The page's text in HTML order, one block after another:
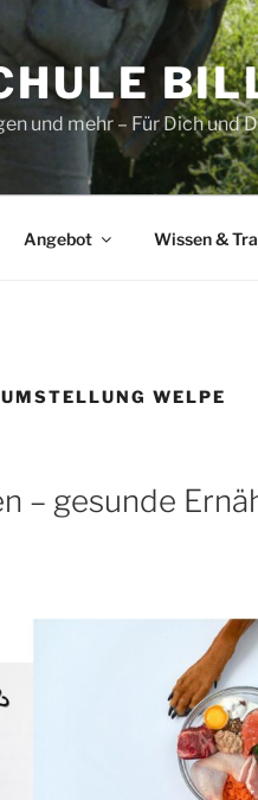
und mehr – Für Dich und
Angebot Wissen &
WELPE
– gesunde